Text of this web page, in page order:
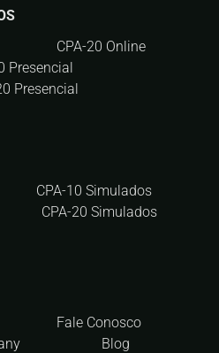
CPA-20 Online
Presencial
Presencial
CPA-10 Simulados
CPA-20 Simulados
Fale Conosco
Blog